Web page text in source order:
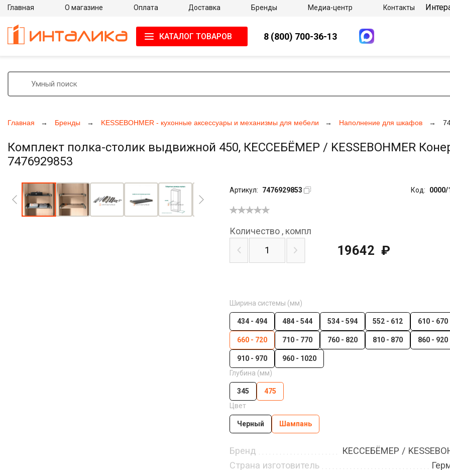
Главная Бренды KESSEBOHMER - кухонные аксессуары и механизмы для мебели Наполнение для шкафов
Комплект полка-столик выдвижной 450, КЕССЕБЁМЕР / KESSEBOHMER
7476929853
Артикул: 7476929853 Код: 0000/
Ширина системы (мм)
434 - 494 484 - 544 534 - 594 552 - 612 610 - 670
660 - 720 710 - 770 760 - 820 810 - 870 860 - 920
910 - 970
960 - 1020
Глубина (мм)
345
475
Цвет
Черный Шампань
Бренд
КЕССЕБЁМЕР /
Страна изготовитель
Количество , компл
19642 ₽
Главная О магазине Оплата Доставка Бренды Медиа-центр Контакты
КАТАЛОГ ТОВАРОВ 8 (800) 700-36-13